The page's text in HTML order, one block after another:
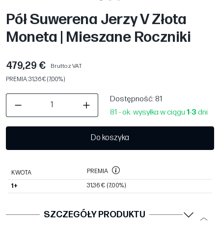
Pół Suwerena Jerzy V Złota
Moneta | Mieszane Roczniki
479,29 €
Brutto z VAT
PREMIA: 31,36 € (7,00%)
Dostępność: 81
81 - ok. wysyłka w ciągu 1-3 dni
Do koszyka
KWOTA PREMIA
1+ 31,36 € (7,00%)
SZCZEGÓŁY PRODUKTU